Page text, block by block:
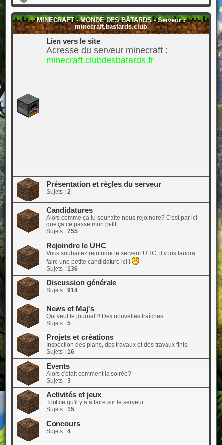
MINECRAFT - MONDE DES BÂTARDS - Serveur :
minecraft.bastards.club
Lien vers le site
Adresse du serveur minecraft :
minecraft.clubdesbatards.fr
Présentation et règles du serveur
Sujets : 2
Candidatures
Alors comme ça tu souhaite nous rejoindre? C'est par ici
que ça ce passe mon petit.
Sujets : 755
Rejoindre le UHC
Vous souhaitez rejoindre le serveur UHC, il vous faudra
faire une petite candidature ici !
Sujets : 136
Discussion générale
Sujets : 914
News et Maj's
Qui veut le journal?! Des nouvelles fraîches
Sujets : 5
Projets et créations
Inspection des plans, des travaux et des travaux finis.
Sujets : 16
Events
Alors c'était comment la soirée?
Sujets : 3
Activités et jeux
Tout ce qu'il y a à faire sur le serveur
Sujets : 15
Concours
Sujets : 4